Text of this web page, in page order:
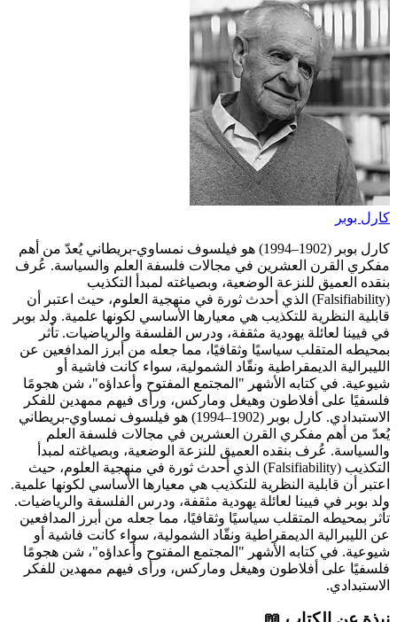
كارل بوبر
كارل بوبر (1902–1994) هو فيلسوف نمساوي-بريطاني يُعدّ من أهم
مفكري القرن العشرين في مجالات فلسفة العلم والسياسة. عُرف
بنقده العميق للنزعة الوضعية، وبصياغته لمبدأ التكذيب
(Falsifiability) الذي أحدث ثورة في منهجية العلوم، حيث اعتبر أن
قابلية النظرية للتكذيب هي معيارها الأساسي لكونها علمية. ولد بوبر
في فيينا لعائلة يهودية مثقفة، ودرس الفلسفة والرياضيات. تأثر
بمحيطه المتقلب سياسيًا وثقافيًا، مما جعله من أبرز المدافعين عن
الليبرالية الديمقراطية ونقّاد الشمولية، سواء كانت فاشية أو
شيوعية. في كتابه الأشهر "المجتمع المفتوح وأعداؤه"، شن هجومًا
فلسفيًا على أفلاطون وهيغل وماركس، ورأى فيهم ممهدين للفكر
الاستبدادي.
كارل بوبر (1902–1994) هو فيلسوف نمساوي-بريطاني
يُعدّ من أهم مفكري القرن العشرين في مجالات فلسفة العلم
والسياسة. عُرف بنقده العميق للنزعة الوضعية، وبصياغته لمبدأ
التكذيب (Falsifiability) الذي أحدث ثورة في منهجية العلوم، حيث
اعتبر أن قابلية النظرية للتكذيب هي معيارها الأساسي لكونها علمية.
ولد بوبر في فيينا لعائلة يهودية مثقفة، ودرس الفلسفة والرياضيات.
تأثر بمحيطه المتقلب سياسيًا وثقافيًا، مما جعله من أبرز المدافعين
عن الليبرالية الديمقراطية ونقّاد الشمولية، سواء كانت فاشية أو
شيوعية. في كتابه الأشهر "المجتمع المفتوح وأعداؤه"، شن هجومًا
فلسفيًا على أفلاطون وهيغل وماركس، ورأى فيهم ممهدين للفكر
الاستبدادي.